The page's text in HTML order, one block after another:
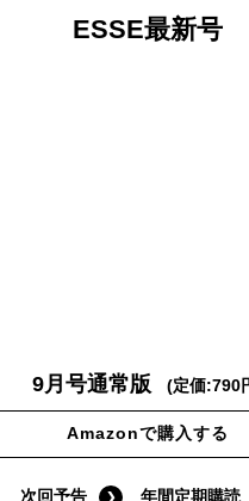
ESSE最新号